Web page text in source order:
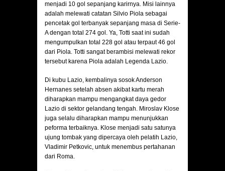
menjadi 10 gol sepanjang karirnya. Misi lainnya
adalah melewati catatan Silvio Piola sebagai
pencetak gol terbanyak sepanjang masa di Serie-
A dengan total 274 gol. Ya, Totti saat ini sudah
mengumpulkan total 228 gol atau terpaut 46 gol
dari Piola. Totti sangat berambisi melewati rekor
tersebut karena Piola adalah Legenda Lazio.
Di kubu Lazio, kembalinya sosok Anderson
Hernanes setelah absen akibat kartu merah
diharapkan mampu mengangkat daya gedor
Lazio di sektor gelandang tengah. Miroslav Klose
juga selalu diharapkan mampu menunjukkan
peforma terbaiknya. Klose menjadi satu satunya
ujung tombak yang dipercaya oleh pelatih Lazio,
Vladimir Petkovic, untuk menembus pertahanan
dari Roma.